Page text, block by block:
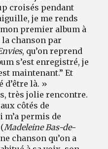
croisés pendant
je me rends
premier album à
chanson par
, qu’on reprend
s’est enregistré, je
maintenant.” Et
d’être là. »
très jolie rencontre.
côtés de
permis de
Madeleine Bas-de-
chanson qu’on a